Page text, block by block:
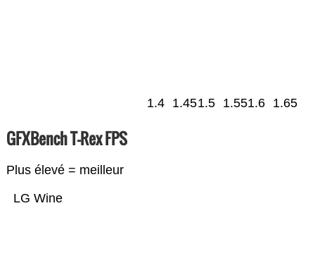
1.4 1.451.5 1.551.6 1.65
GFXBench T-Rex FPS
Plus élevé = meilleur
LG Wine